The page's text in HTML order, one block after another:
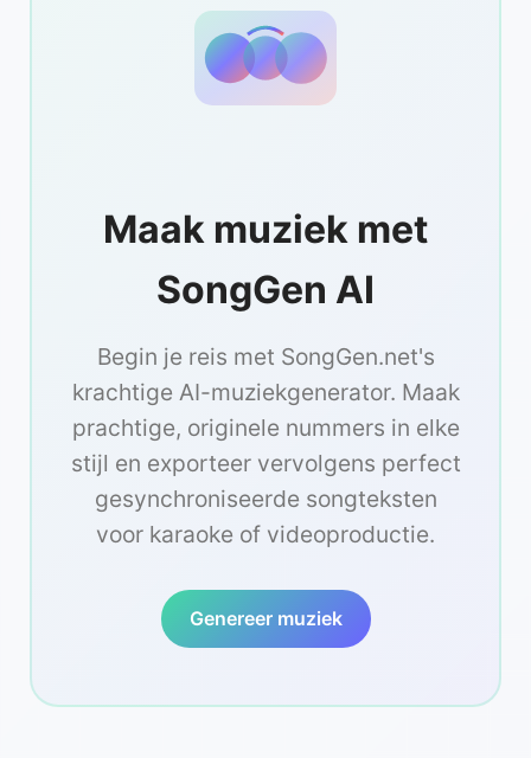
Maak muziek met
SongGen AI
Begin je reis met SongGen.net's
krachtige AI-muziekgenerator. Maak
prachtige, originele nummers in elke
stijl en exporteer vervolgens perfect
gesynchroniseerde songteksten
voor karaoke of videoproductie.
Genereer muziek